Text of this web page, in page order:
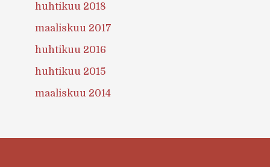
huhtikuu 2018
maaliskuu 2017
huhtikuu 2016
huhtikuu 2015
maaliskuu 2014